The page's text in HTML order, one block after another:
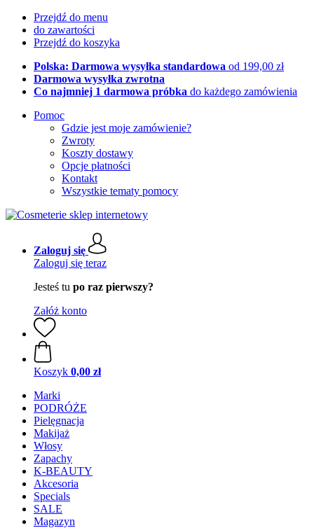
Przejdź do menu
do zawartości
Przejdź do koszyka
Polska: Darmowa wysyłka standardowa od 199,00 zł
Darmowa wysyłka zwrotna
Co najmniej 1 darmowa próbka do każdego zamówienia
Pomoc
Gdzie jest moje zamówienie?
Zwroty
Koszty dostawy
Opcje płatności
Kontakt
Wszystkie tematy pomocy
Zaloguj się
Zaloguj się teraz
Jesteś tu po raz pierwszy?
Załóż konto
Koszyk 0,00 zł
Marki
PODRÓŻE
Pielęgnacja
Makijaż
Włosy
Zapachy
K-BEAUTY
Akcesoria
Specials
SALE
Magazyn